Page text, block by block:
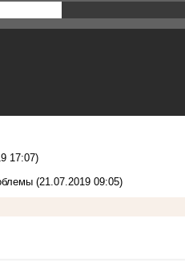
17:07)
(21.07.2019 09:05)